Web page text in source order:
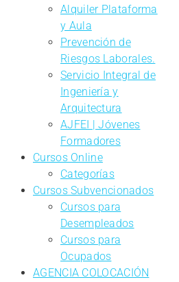
Alquiler Plataforma
y Aula
Prevención de
Riesgos Laborales.
Servicio Integral de
Ingeniería y
Arquitectura
AJFEI | Jóvenes
Formadores
Cursos Online
Categorías
Cursos Subvencionados
Cursos para
Desempleados
Cursos para
Ocupados
AGENCIA COLOCACIÓN